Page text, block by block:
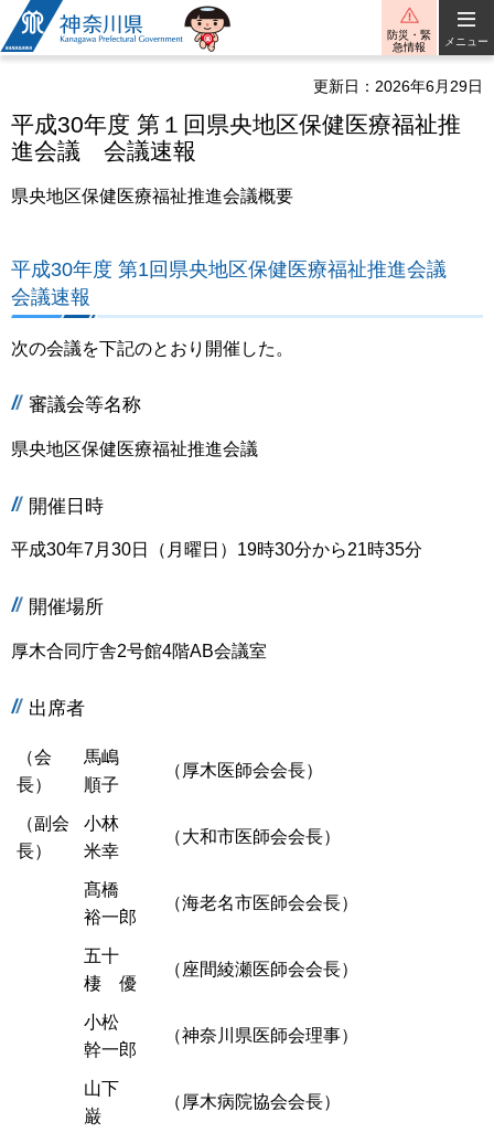
神奈川県
防災・緊
急情報
メニュー
更新日：2026年6月29日
平成30年度 第１回県央地区保健医療福祉推
進会議 会議速報
県央地区保健医療福祉推進会議概要
平成30年度 第1回県央地区保健医療福祉推進会議
会議速報
次の会議を下記のとおり開催した。
審議会等名称
県央地区保健医療福祉推進会議
開催日時
平成30年7月30日（月曜日）19時30分から21時35分
開催場所
厚木合同庁舎2号館4階AB会議室
出席者
（会
長）
馬嶋
順子
（厚木医師会会長）
（副会
長）
小林
米幸
（大和市医師会会長）
髙橋
裕一郎
（海老名市医師会会長）
五十
棲 優
（座間綾瀬医師会会長）
小松
幹一郎
（神奈川県医師会理事）
山下
巌
（厚木病院協会会長）